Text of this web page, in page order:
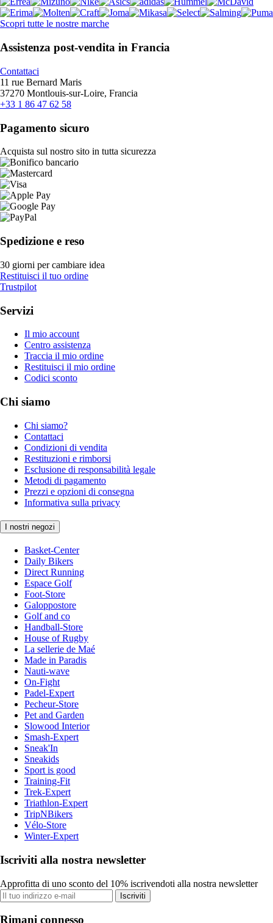
Scopri tutte le nostre marche
Assistenza post-vendita in Francia
Contattaci
11 rue Bernard Maris
37270 Montlouis-sur-Loire, Francia
+33 1 86 47 62 58
Pagamento sicuro
Acquista sul nostro sito in tutta sicurezza
Spedizione e reso
30 giorni per cambiare idea
Restituisci il tuo ordine
Trustpilot
Servizi
Il mio account
Centro assistenza
Traccia il mio ordine
Restituisci il mio ordine
Codici sconto
Chi siamo
Chi siamo?
Contattaci
Condizioni di vendita
Restituzioni e rimborsi
Esclusione di responsabilità legale
Metodi di pagamento
Prezzi e opzioni di consegna
Informativa sulla privacy
I nostri negozi
Basket-Center
Daily Bikers
Direct Running
Espace Golf
Foot-Store
Galoppostore
Golf and co
Handball-Store
House of Rugby
La sellerie de Maé
Made in Paradis
Nauti-wave
On-Fight
Padel-Expert
Pecheur-Store
Pet and Garden
Slowood Interior
Smash-Expert
Sneak'In
Sneakids
Sport is good
Training-Fit
Trek-Expert
Triathlon-Expert
TripNBikers
Vélo-Store
Winter-Expert
Iscriviti alla nostra newsletter
Approfitta di uno sconto del 10% iscrivendoti alla nostra newsletter
Iscriviti
Rimani connesso